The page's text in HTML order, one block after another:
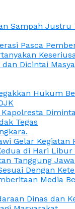
Sampah
Pasca
Dicintai
Hukum
Tegas
Gelar Kegiatan
di Hari Libur
Tanggung
Dengan
Media
Dinas dan